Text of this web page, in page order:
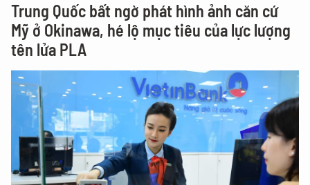
Trung Quốc bất ngờ phát hình ảnh căn cứ
Mỹ ở Okinawa, hé lộ mục tiêu của lực lượng
tên lửa PLA